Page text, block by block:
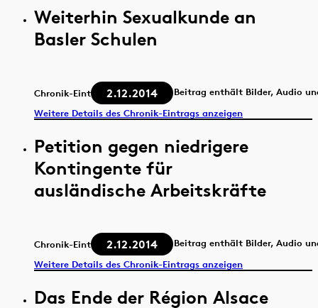
Weiterhin Sexualkunde an
Basler Schulen
Chronik-Eintrag 2.12.2014
Beitrag enthält Bilder, Audio
Weitere Details des Chronik-Eintrags anzeigen
Petition gegen niedrigere
Kontingente für
ausländische Arbeitskräfte
Chronik-Eintrag 2.12.2014
Beitrag enthält Bilder, Audio
Weitere Details des Chronik-Eintrags anzeigen
Das Ende der Région Alsace